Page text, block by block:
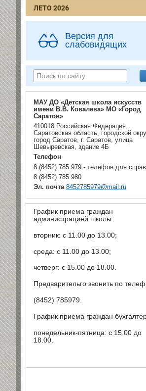
ЛЕТО 2026
Версия для
слабовидящих
МАУ ДО «Детская школа искусств
имени В.В. Ковалева» МО «Город
Саратов»
410018 Российская Федерация,
Саратовская область, городской
город Саратов, г. Саратов, улица
Шевыревская, здание 4Б
Телефон
8 (8452) 785 979 - телефон для
8 (8452) 785 980
Эл. почта 8452785979@mail.ru
График приема граждан
администрацией школы:
вторник: с 11.00 до 13.00;
среда: с 11.00 до 13.00;
четверг: с 15.00 до 18.00.
Предварительго звонить по
(8452) 785979.
График приема граждан
понедельник-пятница: с 15.00 до
18.00.